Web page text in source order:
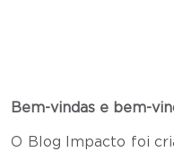
Bem-vindas e bem-
O Blog Impacto foi